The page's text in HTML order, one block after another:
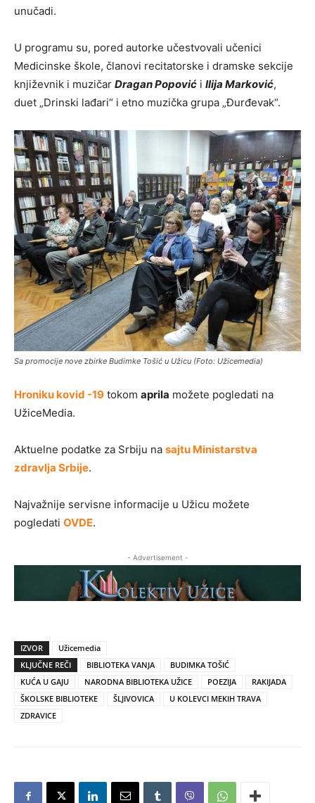
unučadi.
U programu su, pored autorke učestvovali učenici
Medicinske škole, članovi recitatorske i dramske sekcije
književnik i muzičar DraganPopović i Ilija Marković,
duet „Drinski lađari“ i etno muzička grupa „Đurđevak“.
Sa promocije nove zbirke Budimke Tošić u Užicu (Foto: Užicemedia)
Hroniku kovid -19 tokom aprila možete pogledati na
UžiceMedia.
Aktuelne podatke za Srbiju na sajtu Ministarstva
zdravlja Srbije.
Najvažnije servisne informacije u Užicu možete
pogledati OVDE.
- Advertisement -
IZVOR
Užicemedia
KLJUČNE REČI
BIBLIOTEKA VANJA
BUDIMKA TOŠIĆ
KUĆA U GAJU
NARODNA BIBLIOTEKA UŽICE POEZIJA
RAKIJADA
ŠKOLSKE BIBLIOTEKE
ŠLJIVOVICA
U KOLEVCI MEKIH TRAVA
ZDRAVICE